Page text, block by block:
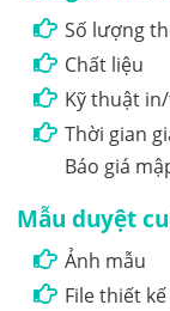
Số lượng
Chất liệu
Kỹ thuật
Thời gian
Báo giá
Mẫu duyệt
Ảnh mẫu
File thiết kế